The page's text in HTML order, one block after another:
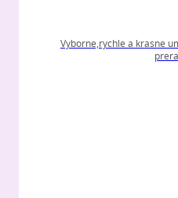
Vyborne,rychle a krasne